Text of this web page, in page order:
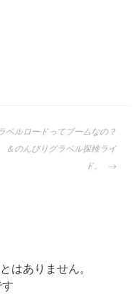
ベルロードってブームなの？
＆のんびりグラベル探検ライ
ド。
はありません。